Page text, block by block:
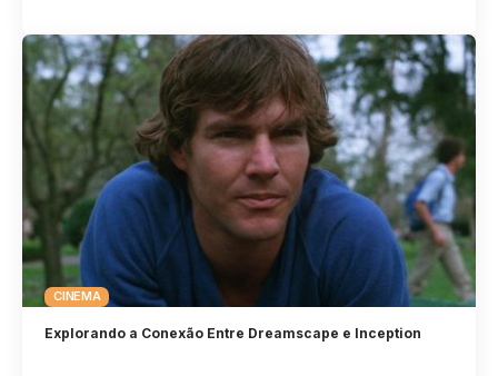
CINEMA
Explorando a Conexão Entre Dreamscape e Inception